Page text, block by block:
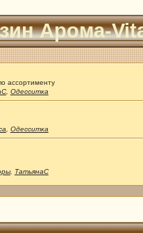
Арома-
ассортименту
, Одесситка
Одесситка
, ТатьянаС